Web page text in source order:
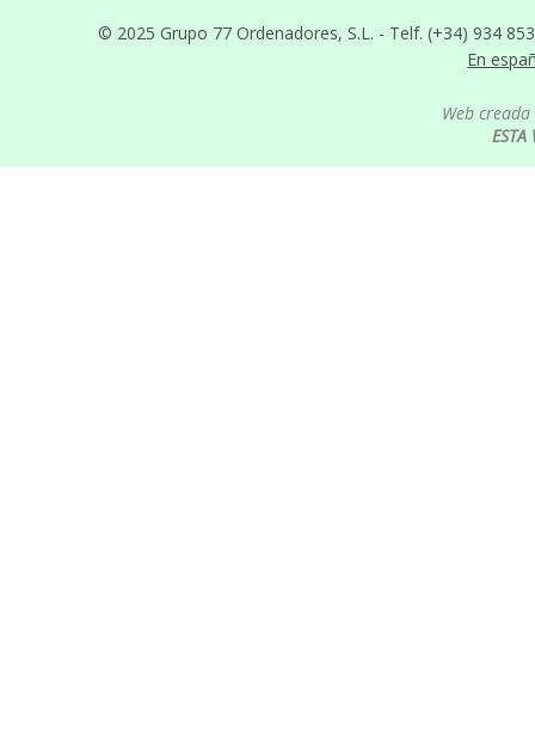
© 2025 Grupo 77 Ordenadores, S.L. - Telf. (+34) 934
En
Web
ESTA